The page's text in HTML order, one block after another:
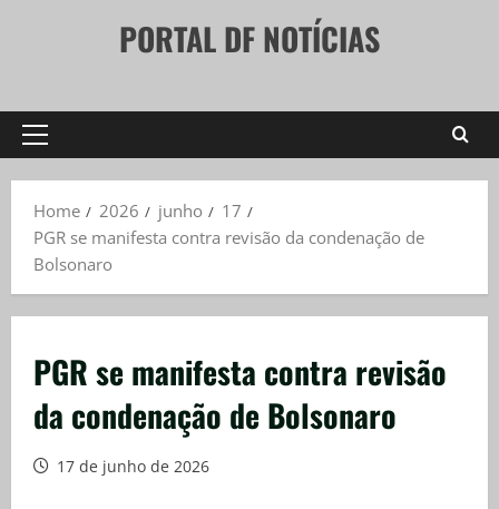
PORTAL DF NOTÍCIAS
Primary
Home
2026 junho
17
PGR se manifesta contra revisão da condenação de
Bolsonaro
PGR se manifesta contra revisão
da condenação de Bolsonaro
17 de junho de 2026